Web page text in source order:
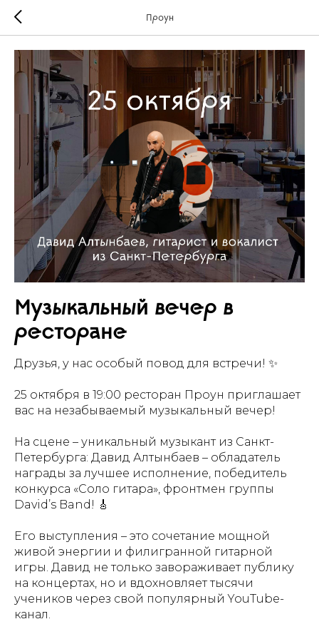
Проун
Музыкальный вечер в
ресторане
Друзья, у нас особый повод для встречи! ✨
25 октября в 19:00 ресторан Проун приглашает
вас на незабываемый музыкальный вечер!
На сцене – уникальный музыкант из Санкт-
Петербурга: Давид Алтынбаев – обладатель
награды за лучшее исполнение, победитель
конкурса «Соло гитара», фронтмен группы
David’s Band! 🎸
Его выступления – это сочетание мощной
живой энергии и филигранной гитарной
игры. Давид не только завораживает публику
на концертах, но и вдохновляет тысячи
учеников через свой популярный YouTube-
канал.